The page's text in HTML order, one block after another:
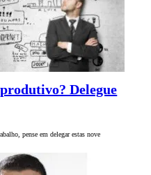
Delegue
pense em delegar estas nove